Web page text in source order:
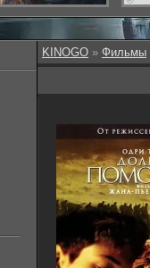
KINOGO » Фильмы